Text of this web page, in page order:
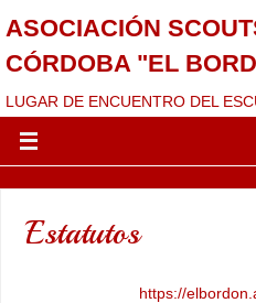
ASOCIACIÓN
CÓRDOBA "EL
LUGAR DE ENCUENTRO DEL
Estatutos
https://